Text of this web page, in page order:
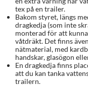
tex på en trailer.
Bakom styret, längs
dragkedja (som inte
monterad för att
våtdräkt. Det finns
nätmaterial, med
handskar, glasögon
En dragkedja finns
att du kan tanka
trailern.